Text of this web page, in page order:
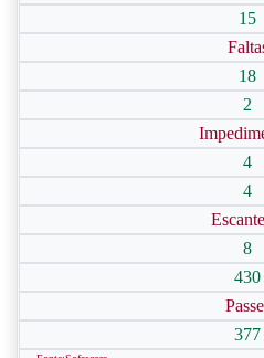
15
18
2
4
4
8
430
377